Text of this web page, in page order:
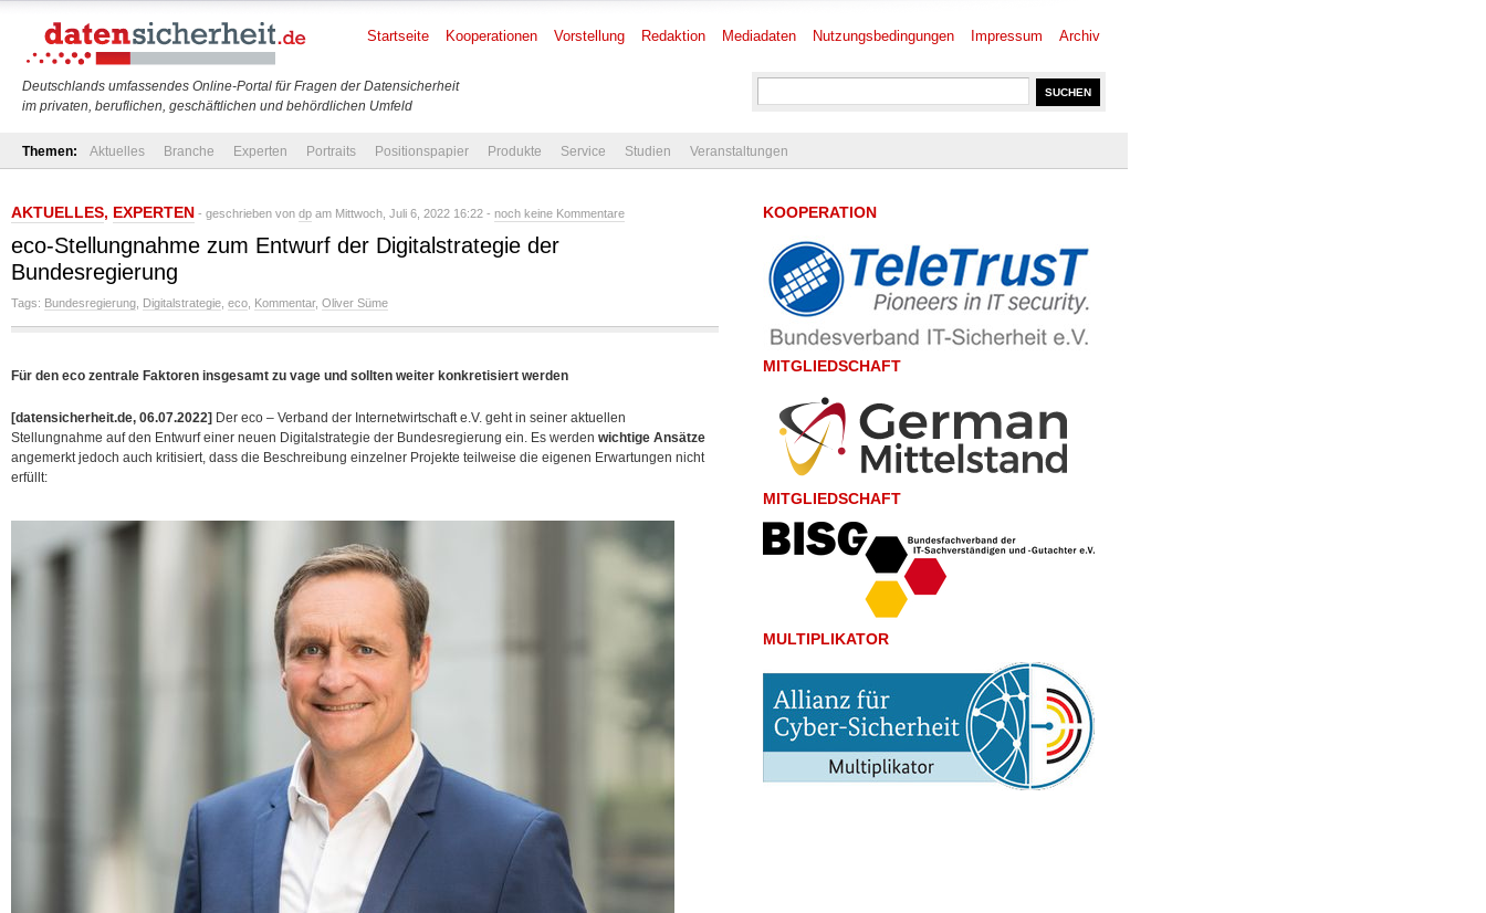
Deutschlands umfassendes Online-Portal für Fragen der Datensicherheit
im privaten, beruflichen, geschäftlichen und behördlichen Umfeld
Startseite Kooperationen Vorstellung Redaktion Mediadaten Nutzungsbedingungen Impressum Archiv
Themen: Aktuelles Branche Experten Portraits Positionspapier Produkte Service Studien Veranstaltungen
AKTUELLES, EXPERTEN - geschrieben von dp am Mittwoch, Juli 6, 2022 16:22 - noch keine Kommentare
eco-Stellungnahme zum Entwurf der Digitalstrategie der
Bundesregierung
Tags: Bundesregierung Digitalstrategie eco Kommentar, Oliver Süme
Für den eco zentrale Faktoren insgesamt zu vage und sollten weiter konkretisiert werden
[datensicherheit.de, 06.07.2022] Der eco – Verband der Internetwirtschaft e.V. geht in seiner aktuellen
Stellungnahme auf den Entwurf einer neuen Digitalstrategie der Bundesregierung ein. Es werden wichtige Ansätze
angemerkt jedoch auch kritisiert, dass die Beschreibung einzelner Projekte teilweise die eigenen Erwartungen nicht
erfüllt:
KOOPERATION
MITGLIEDSCHAFT
MITGLIEDSCHAFT
MULTIPLIKATOR